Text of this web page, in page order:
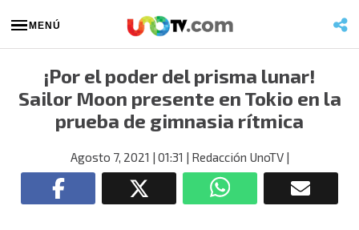
MENÚ
¡Por el poder del prisma lunar!
Sailor Moon presente en Tokio en la
prueba de gimnasia rítmica
Agosto 7, 2021 | 01:31 | Redacción UnoTV|